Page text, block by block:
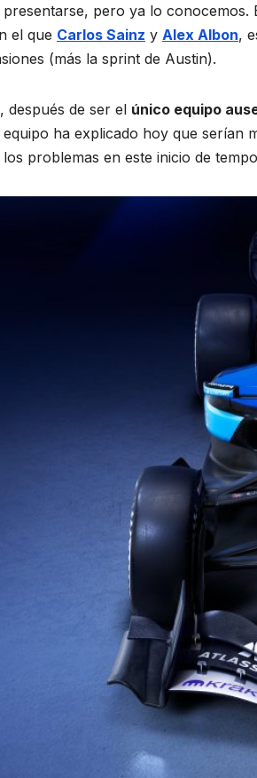
pero ya lo conocemos.
el que Carlos Sainz y Alex Albon,
(más la sprint de Austin).
después de ser el único equipo
ha explicado hoy que serían
problemas en este inicio de